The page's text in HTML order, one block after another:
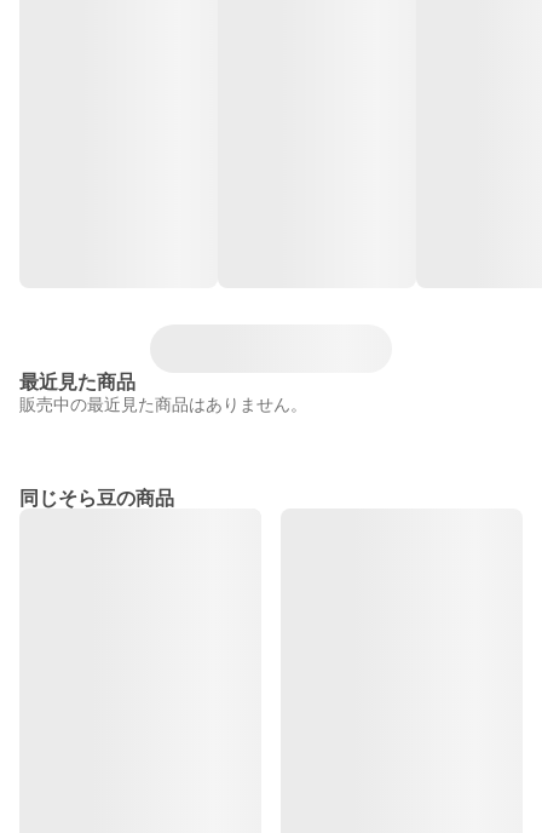
最近見た商品
販売中の最近見た商品はありません。
同じそら豆の商品